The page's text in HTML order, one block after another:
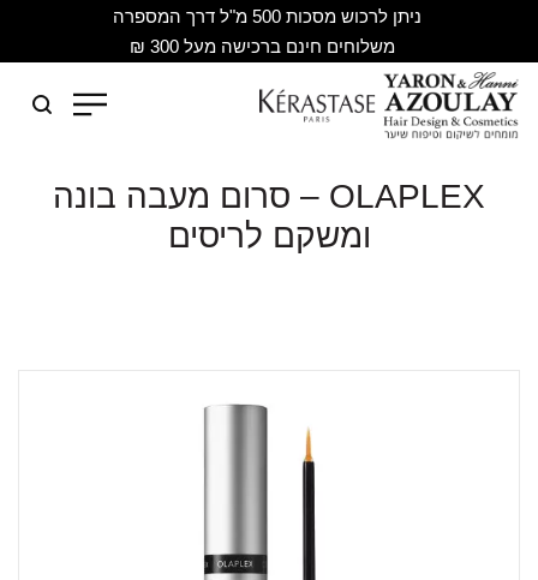
ניתן לרכוש מסכות 500 מ"ל דרך המספרה
משלוחים חינם ברכישה מעל 300 ₪
OLAPLEX – סרום מעבה בונה
ומשקם לריסים